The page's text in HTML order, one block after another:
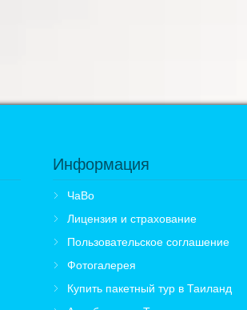
Информация
ЧаВо
Лицензия и страхование
Пользовательское соглашение
Фотогалерея
Купить пакетный тур в Таиланд